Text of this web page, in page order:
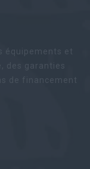
équipements et
des garanties
de financement